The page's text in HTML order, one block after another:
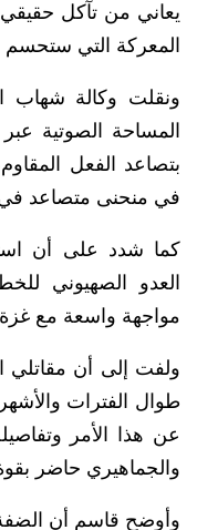
يعاني من تآكل
المعركة التي
ونقلت وكالة شهاب
المساحة الصوتية
بتصاعد الفعل
في منحنى متصاعد في
كما شدد على أن
العدو الصهيوني
مواجهة واسعة مع
ولفت إلى أن مقاتلي
طوال الفترات
عن هذا الأمر
والجماهيري حاضر
وأوضح قاسم أن الضفة